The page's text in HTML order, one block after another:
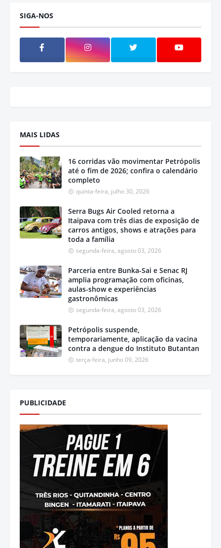
SIGA-NOS
MAIS LIDAS
16 corridas vão movimentar Petrópolis
até o fim de 2026; confira o calendário
completo
quinta-feira, julho 30, 2026
Serra Bugs Air Cooled retorna a
Itaipava com três dias de exposição de
carros antigos, shows e atrações para
toda a família
segunda-feira, agosto 03, 2026
Parceria entre Bunka-Sai e Senac RJ
amplia programação com oficinas,
aulas-show e experiências
gastronômicas
segunda-feira, agosto 03, 2026
Petrópolis suspende,
temporariamente, aplicação da vacina
contra a dengue do Instituto Butantan
terça-feira, junho 09, 2026
PUBLICIDADE